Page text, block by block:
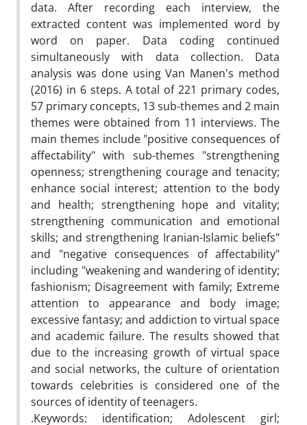
data. After recording each interview, the
extracted content was implemented word by
word on paper. Data coding continued
simultaneously with data collection. Data
analysis was done using Van Manen's method
(2016) in 6 steps. A total of 221 primary codes,
57 primary concepts, 13 sub-themes and 2 main
themes were obtained from 11 interviews. The
main themes include "positive consequences of
affectability" with sub-themes "strengthening
openness; strengthening courage and tenacity;
enhance social interest; attention to the body
and health; strengthening hope and vitality;
strengthening communication and emotional
skills; and strengthening Iranian-Islamic beliefs"
and "negative consequences of affectability"
including "weakening and wandering of identity;
fashionism; Disagreement with family; Extreme
attention to appearance and body image;
excessive fantasy; and addiction to virtual space
and academic failure. The results showed that
due to the increasing growth of virtual space
and social networks, the culture of orientation
towards celebrities is considered one of the
sources of identity of teenagers.
.Keywords: identification; Adolescent girl;